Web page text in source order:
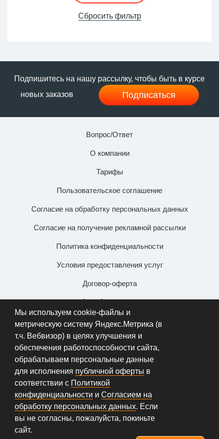
стоимость, например, 50 000 руб/тн, а остатки в
лом уйдут за 12-16 000 руб/тн. Это 68-76%
Сбросить фильтр
Подпишитесь на нашу рассылку, чтобы быть в курсе
новых заказов
Подписаться
Мы используем cookie-файлы и
метрическую систему Яндекс.Метрика (в
т.ч. Вебвизор) в целях улучшения и
обеспечения работоспособности сайта,
обрабатываем персональные данные
для исполнения публичной оферты в
соответствии с Политикой
конфиденциальности и Согласием на
обработку персональных данных. Если
вы не согласны, пожалуйста, покиньте
сайт.
Вопрос/Ответ
О компании
Тарифы
Пользовательское соглашение
Согласие на обработку персональных данных
Согласие на получение рекламной рассылки
Политика конфиденциальности
Условия предоставления услуг
Договор-оферта
+7 (931) 106-54-99
info@metallportal.com
ИП «Миргородская Виктория Викторовна» | ИНН
781713587190 | ОГРНИП 321784700174514 от
11.06.2021 | 192177, г. Санкт-Петербург, ул. Прибрежная
д. 10 к. 3 кв. 260
© 2026 metallportal.com Все права защищены.
Копирование информации преследуется по закону.
Статья 146 УК РФ